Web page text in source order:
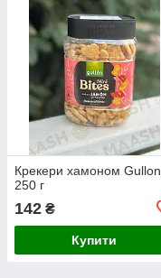
Крекери хамоном Gullon,
250 г
142 ₴
Купити